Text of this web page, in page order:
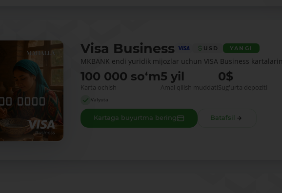
Visa Business USD YANGI
MKBANK endi yuridik mijozlar uchun VISA Business
100 000 so‘m
Karta ochish
5 yil
Amal qilish muddati
0$
Sug'urta depoziti
Valyuta
Kartaga buyurtma bering Batafsil